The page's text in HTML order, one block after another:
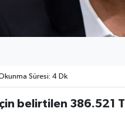
Süresi: 4 Dk
belirtilen 386.521